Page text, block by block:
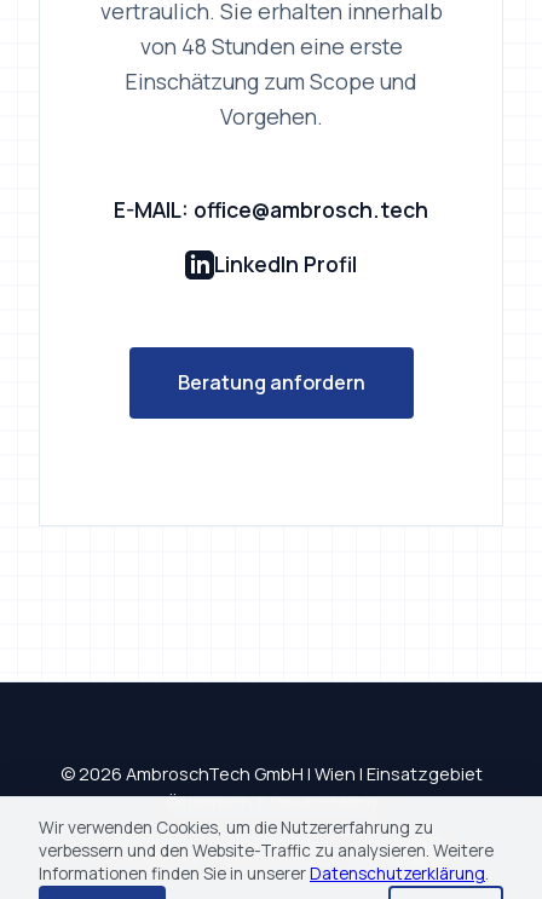
von 48 Stunden eine erste
Einschätzung zum Scope und
Vorgehen.
Beratung anfordern
Österreich & Deutschland
Impressum Datenschutz AGB
Wir verwenden Cookies, um die Nutzererfahrung zu
verbessern und den Website-Traffic zu analysieren. Weitere
Informationen finden Sie in unsererDatenschutzerklärung.